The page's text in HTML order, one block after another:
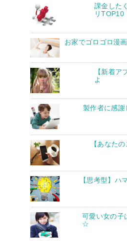
課金した
リTOP10
お家でゴロゴロ漫
【新着
よ
製作者に感謝
【あなた
【思考型】ハ
可愛い女の子
☆